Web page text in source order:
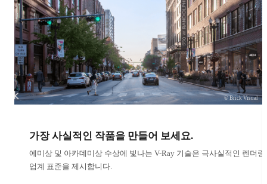
가장 사실적인 작품을 만들어 보세요.
에미상 및 아카데미상 수상에 빛나는 V-Ray 기술은 극사실적인 렌더링
업계 표준을 제시합니다.
© Brick Visual